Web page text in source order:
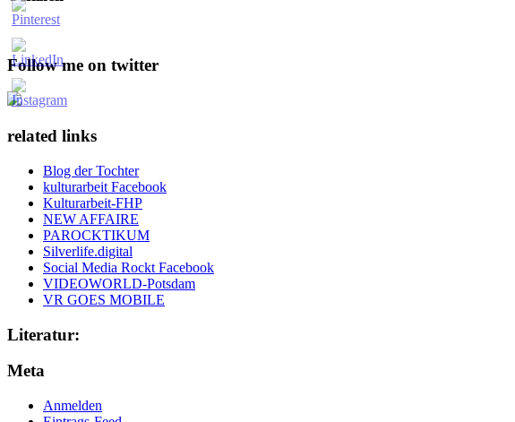
Follow me on twitter
related links
Blog der Tochter
kulturarbeit Facebook
Kulturarbeit-FHP
NEW AFFAIRE
PAROCKTIKUM
Silverlife.digital
Social Media Rockt Facebook
VIDEOWORLD-Potsdam
VR GOES MOBILE
Literatur:
Meta
Anmelden